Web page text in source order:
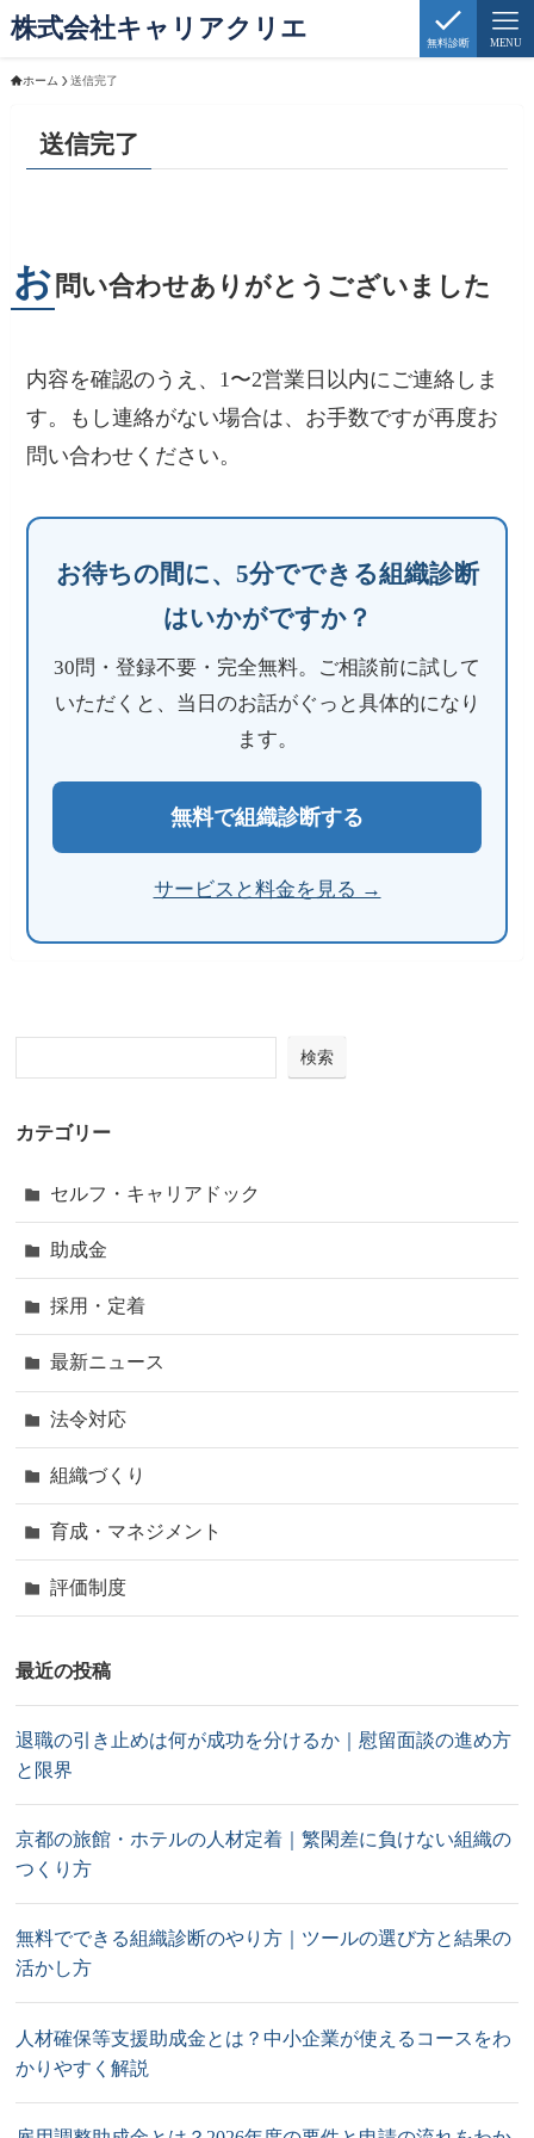
株式会社キャリアクリエ 無料診断 MENU
ホーム 送信完了
送信完了
お 問い合わせありがとうございました
内容を確認のうえ、1〜2営業日以内にご連絡しま
す。もし連絡がない場合は、お手数ですが再度お
問い合わせください。
お待ちの間に、5分でできる組織診断
はいかがですか？
30問・登録不要・完全無料。ご相談前に試して
いただくと、当日のお話がぐっと具体的になり
ます。
無料で組織診断する
サービスと料金を見る →
検索
カテゴリー
セルフ・キャリアドック
助成金
採用・定着
最新ニュース
法令対応
組織づくり
育成・マネジメント
評価制度
最近の投稿
退職の引き止めは何が成功を分けるか｜慰留面談の進め方
と限界
京都の旅館・ホテルの人材定着｜繁閑差に負けない組織の
つくり方
無料でできる組織診断のやり方｜ツールの選び方と結果の
活かし方
人材確保等支援助成金とは？中小企業が使えるコースをわ
かりやすく解説